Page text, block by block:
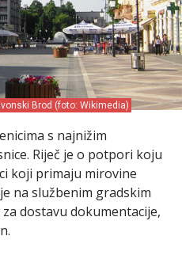
Brod (foto: Wikimedia)
s najnižim
Riječ je o potpori koju
koji primaju mirovine
na službenim gradskim
dostavu dokumentacije,